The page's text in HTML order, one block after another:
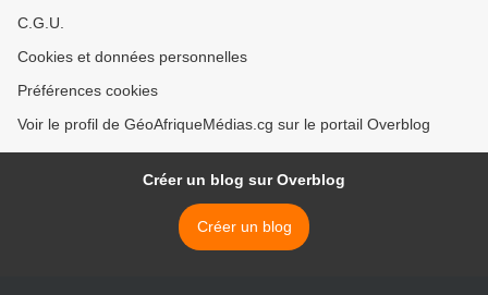
C.G.U.
Cookies et données personnelles
Préférences cookies
Voir le profil de GéoAfriqueMédias.cg sur le portail Overblog
Créer un blog sur Overblog
Créer un blog